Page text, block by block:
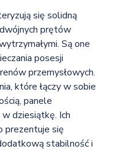
się solidną
prętów
Są one
posesji
przemysłowych.
które łączy w sobie
panele
dziesiątkę. Ich
prezentuje się
stabilność i